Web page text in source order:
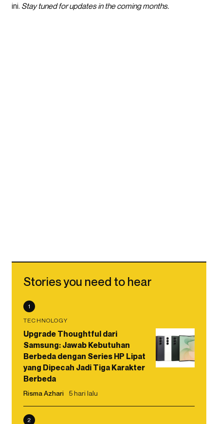
ini. Stay tuned for updates in the coming months.
Stories you need to hear
1
TECHNOLOGY
Upgrade Thoughtful dari
Samsung: Jawab Kebutuhan
Berbeda dengan Series HP Lipat
yang Dipecah Jadi Tiga Karakter
Berbeda
Risma Azhari 5 hari lalu
2